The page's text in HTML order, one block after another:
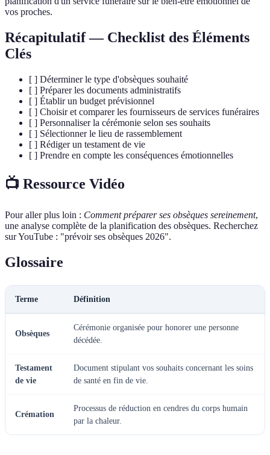
vos proches.
Récapitulatif — Checklist des Éléments
Clés
[ ] Déterminer le type d'obsèques souhaité
[ ] Préparer les documents administratifs
[ ] Établir un budget prévisionnel
[ ] Choisir et comparer les fournisseurs de services funéraires
[ ] Personnaliser la cérémonie selon ses souhaits
[ ] Sélectionner le lieu de rassemblement
[ ] Rédiger un testament de vie
[ ] Prendre en compte les conséquences émotionnelles
📺 Ressource Vidéo
Pour aller plus loin : Comment préparer ses obsèques sereinement,
une analyse complète de la planification des obsèques. Recherchez
sur YouTube : "prévoir ses obsèques 2026".
Glossaire
Terme Définition
Obsèques
Cérémonie organisée pour honorer une personne
décédée.
Testament
de vie
Document stipulant vos souhaits concernant les soins
de santé en fin de vie.
Crémation
Processus de réduction en cendres du corps humain
par la chaleur.